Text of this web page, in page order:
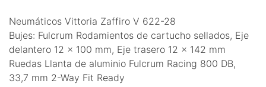
Neumáticos Vittoria Zaffiro V 622-28
Bujes: Fulcrum Rodamientos de cartucho sellados, Eje
delantero 12 x 100 mm, Eje trasero 12 x 142 mm
Ruedas Llanta de aluminio Fulcrum Racing 800 DB,
33,7 mm 2-Way Fit Ready